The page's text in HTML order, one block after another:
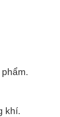
khí.